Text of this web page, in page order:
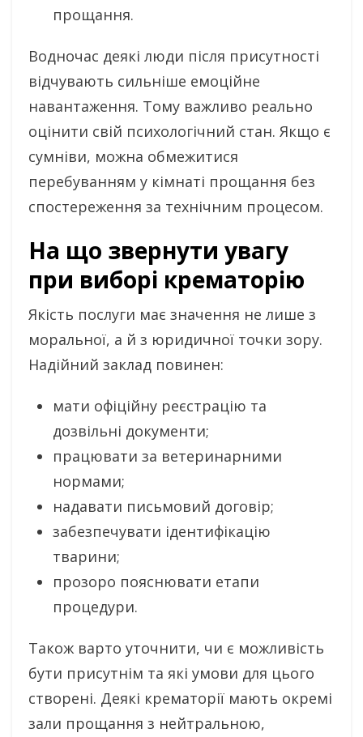
прощання.
Водночас деякі люди після присутності
відчувають сильніше емоційне
навантаження. Тому важливо реально
оцінити свій психологічний стан. Якщо є
сумніви, можна обмежитися
перебуванням у кімнаті прощання без
спостереження за технічним процесом.
На що звернути увагу
при виборі крематорію
Якість послуги має значення не лише з
моральної, а й з юридичної точки зору.
Надійний заклад повинен:
мати офіційну реєстрацію та
дозвільні документи;
працювати за ветеринарними
нормами;
надавати письмовий договір;
забезпечувати ідентифікацію
тварини;
прозоро пояснювати етапи
процедури.
Також варто уточнити, чи є можливість
бути присутнім та які умови для цього
створені. Деякі крематорії мають окремі
зали прощання з нейтральною,